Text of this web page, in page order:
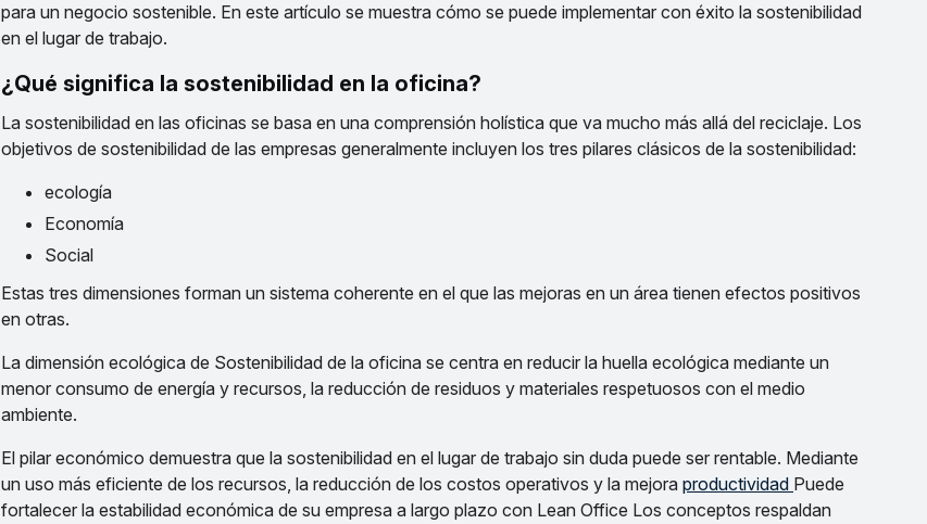
para un negocio sostenible. En este artículo se muestra cómo se puede implementar con éxito la sostenibilidad
en el lugar de trabajo.
¿Qué significa la sostenibilidad en la oficina?
La sostenibilidad en las oficinas se basa en una comprensión holística que va mucho más allá del reciclaje. Los
objetivos de sostenibilidad de las empresas generalmente incluyen los tres pilares clásicos de la sostenibilidad:
ecología
Economía
Social
Estas tres dimensiones forman un sistema coherente en el que las mejoras en un área tienen efectos positivos
en otras.
La dimensión ecológica de Sostenibilidad de la oficina se centra en reducir la huella ecológica mediante un
menor consumo de energía y recursos, la reducción de residuos y materiales respetuosos con el medio
ambiente.
El pilar económico demuestra que la sostenibilidad en el lugar de trabajo sin duda puede ser rentable. Mediante
un uso más eficiente de los recursos, la reducción de los costos operativos y la mejora productividad Puede
fortalecer la estabilidad económica de su empresa a largo plazo con Lean Office Los conceptos respaldan